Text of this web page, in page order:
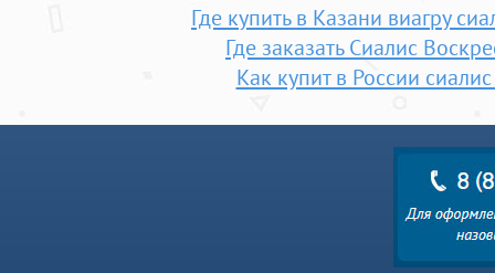
Где купить в Казани виагру
Где заказать Сиалис
Как купит в России